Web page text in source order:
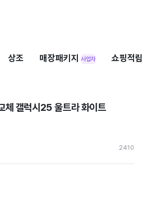
상조 매장패키지 사업자 쇼핑적립
체 갤럭시25 울트라 화이트
241 0